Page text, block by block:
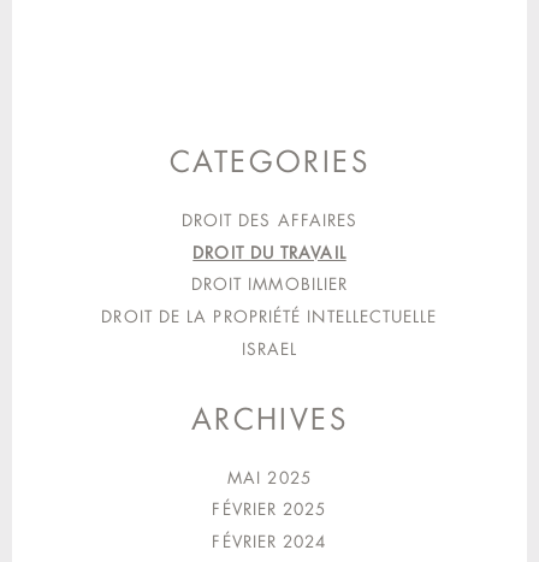
CATEGORIES
DROIT DES AFFAIRES
DROIT DU TRAVAIL
DROIT IMMOBILIER
DROIT DE LA PROPRIÉTÉ INTELLECTUELLE
ISRAEL
ARCHIVES
MAI 2025
FÉVRIER 2025
FÉVRIER 2024